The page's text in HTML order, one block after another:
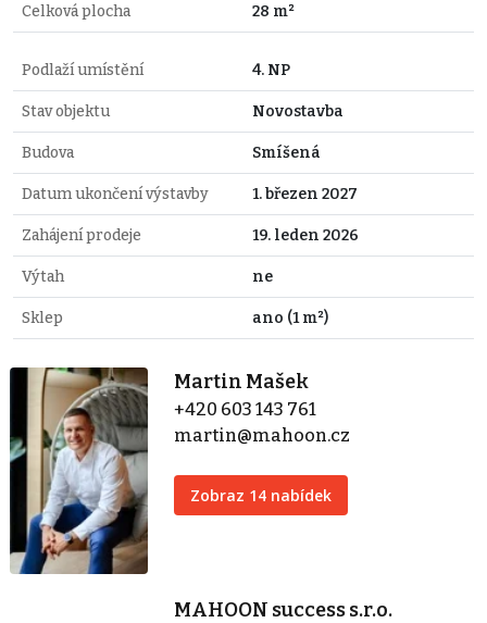
Celková plocha 28 m²
Podlaží umístění 4. NP
Stav objektu Novostavba
Budova Smíšená
Datum ukončení výstavby 1. březen 2027
Zahájení prodeje 19. leden 2026
Výtah ne
Sklep ano (1 m²)
Martin Mašek
+420 603 143 761
martin@mahoon.cz
Zobraz 14 nabídek
MAHOON success s.r.o.